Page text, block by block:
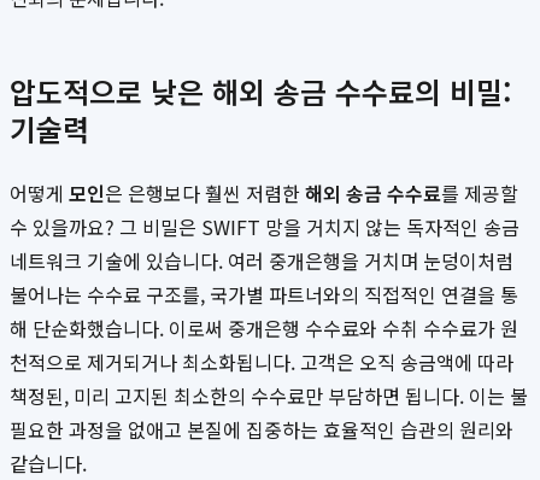
압도적으로 낮은 해외 송금 수수료의 비밀:
기술력
어떻게 모인은 은행보다 훨씬 저렴한해외 송금 수수료를 제공할
수 있을까요? 그 비밀은 SWIFT 망을 거치지 않는 독자적인 송금
네트워크 기술에 있습니다. 여러 중개은행을 거치며 눈덩이처럼
불어나는 수수료 구조를, 국가별 파트너와의 직접적인 연결을 통
해 단순화했습니다. 이로써 중개은행 수수료와 수취 수수료가 원
천적으로 제거되거나 최소화됩니다. 고객은 오직 송금액에 따라
책정된, 미리 고지된 최소한의 수수료만 부담하면 됩니다. 이는 불
필요한 과정을 없애고 본질에 집중하는 효율적인 습관의 원리와
같습니다.